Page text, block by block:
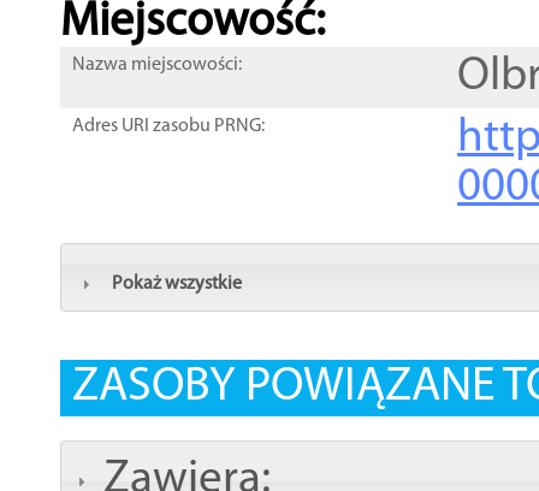
Miejscowość:
Nazwa miejscowości:
Adres URI zasobu PRNG:
Pokaż wszystkie
ZASOBY POWIĄZANE
Zawiera: